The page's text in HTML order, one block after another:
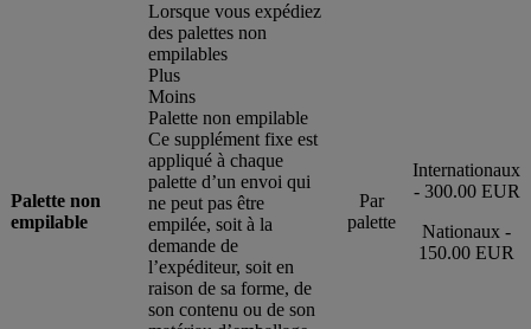
Palette non
empilable
Lorsque vous expédiez
des palettes non
empilables
Plus
Moins
Palette non empilable
Ce supplément fixe est
appliqué à chaque
palette d’un envoi qui
ne peut pas être
empilée, soit à la
demande de
l’expéditeur, soit en
raison de sa forme, de
son contenu ou de son
Par
palette
Internationaux
- 300.00 EUR
Nationaux -
150.00 EUR